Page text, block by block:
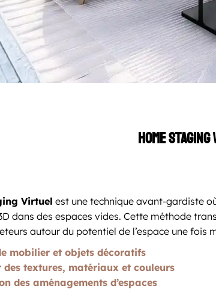
Home
Virtuel est une technique avant-gardiste
dans des espaces vides. Cette méthode
autour du potentiel de l’espace une fois
mobilier et objets décoratifs
des textures, matériaux et couleurs
des aménagements d’espaces